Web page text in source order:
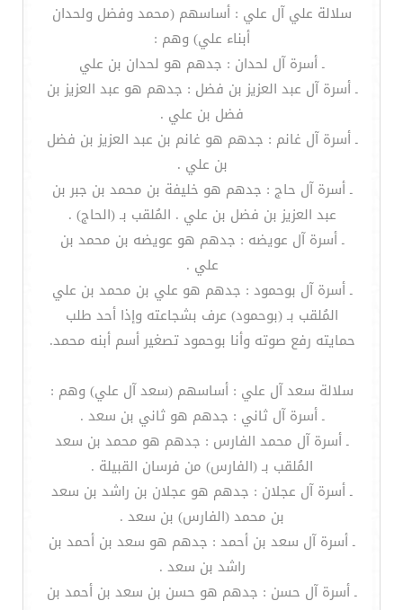
سلالة علي آل علي : أساسهم (محمد وفضل ولحدان
أبناء علي) وهم :
ـ أسرة آل لحدان : جدهم هو لحدان بن علي
ـ أسرة آل عبد العزيز بن فضل : جدهم هو عبد العزيز بن
فضل بن علي .
ـ أسرة آل غانم : جدهم هو غانم بن عبد العزيز بن فضل
بن علي .
ـ أسرة آل حاج : جدهم هو خليفة بن محمد بن جبر بن
عبد العزيز بن فضل بن علي . المُلقب بـ (الحاج) .
ـ أسرة آل عويضه : جدهم هو عويضه بن محمد بن
علي .
ـ أسرة آل بوحمود : جدهم هو علي بن محمد بن علي
المُلقب بـ (بوحمود) عرف بشجاعته وإذا أحد طلب
حمايته رفع صوته وأنا بوحمود تصغير أسم أبنه محمد.
سلالة سعد آل علي : أساسهم (سعد آل علي) وهم :
ـ أسرة آل ثاني : جدهم هو ثاني بن سعد .
ـ أسرة آل محمد الفارس : جدهم هو محمد بن سعد
المُلقب بـ (الفارس) من فرسان القبيلة .
ـ أسرة آل عجلان : جدهم هو عجلان بن راشد بن سعد
بن محمد (الفارس) بن سعد .
ـ أسرة آل سعد بن أحمد : جدهم هو سعد بن أحمد بن
راشد بن سعد .
ـ أسرة آل حسن : جدهم هو حسن بن سعد بن أحمد بن